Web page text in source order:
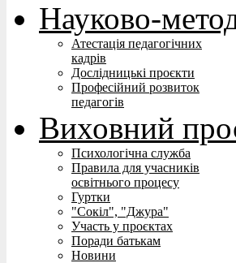
Науково-
Атестація педагогічних
кадрів
Дослідницькі проєкти
Професійний розвиток
педагогів
Виховний
Психологічна служба
Правила для учасників
освітнього процесу
Гуртки
"Сокіл", "Джура"
Участь у проєктах
Поради батькам
Новини